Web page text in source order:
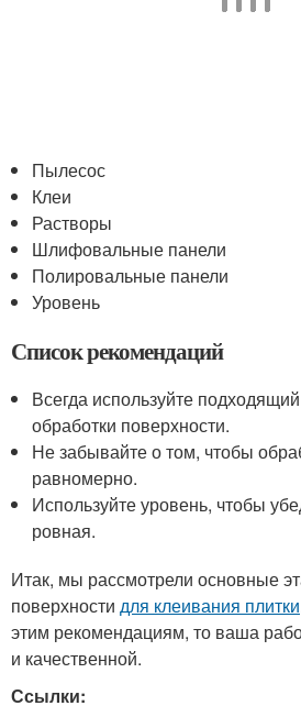
Пылесос
Клеи
Растворы
Шлифовальные панели
Полировальные панели
Уровень
Список рекомендаций
Всегда используйте
обработки поверхности.
Не забывайте о том, чтобы
равномерно.
Используйте уровень, чтобы
ровная.
Итак, мы рассмотрели основные
поверхности для клеивания плитки
этим рекомендациям, то ваша
и качественной.
Ссылки: